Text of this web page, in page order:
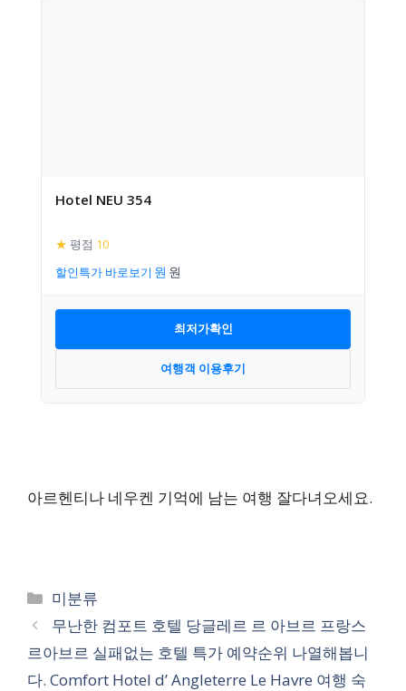
Hotel NEU 354
★ 평점 10
할인특가 바로보기
최저가확인
여행객 이용후기
아르헨티나 네우켄 기억에 남는 여행 잘다녀오세요.
카
테
고
리
미분류
무난한 컴포트 호텔 당글레르 르 아브르 프랑스
르아브르 실패없는 호텔 특가 예약순위 나열해봅니
다. Comfort Hotel d’ Angleterre Le Havre 여행 숙